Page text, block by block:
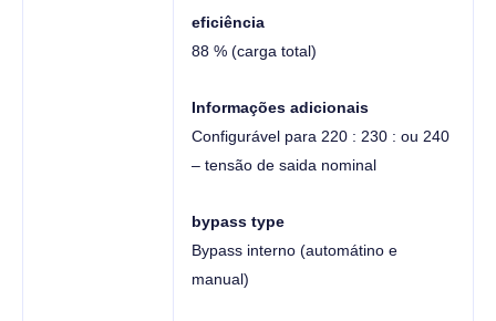
eficiência
88 % (carga total)
Informações adicionais
Configurável para 220 : 230 : ou 240
– tensão de saida nominal
bypass type
Bypass interno (automátino e
manual)